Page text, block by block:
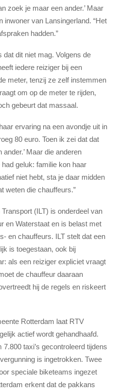
zoek je maar een ander.’ Maar
inwoner van Lansingerland. “Het
hadden.”
dat dit niet mag. Volgens de
iedere reiziger bij een
meter, tenzij ze zelf instemmen
om op de meter te rijden,
gebeurt dat massaal.
ervaring na een avondje uit in
80 euro. Toen ik zei dat dat
Maar die anderen
geluk: familie kon haar
niet hebt, sta je daar midden
weten die chauffeurs.”
(ILT) is onderdeel van
en Waterstaat en is belast met
en chauffeurs. ILT stelt dat een
is toegestaan, ook bij
als een reiziger expliciet vraagt
de chauffeur daaraan
hij de regels en riskeert
Rotterdam laat RTV
actief wordt gehandhaafd.
taxi’s gecontroleerd tijdens
is ingetrokken. Twee
speciale biketeams ingezet
erkent dat de pakkans